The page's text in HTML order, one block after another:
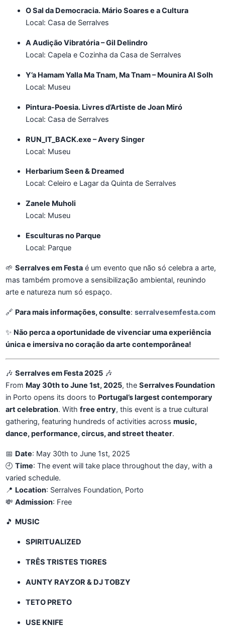
O Sal da Democracia. Mário Soares e a Cultura
Local: Casa de Serralves
A Audição Vibratória – Gil Delindro
Local: Capela e Cozinha da Casa de Serralves
Y’a Hamam Yalla Ma Tnam, Ma Tnam – Mounira Al Solh
Local: Museu
Pintura-Poesia. Livres d’Artiste de Joan Miró
Local: Casa de Serralves
RUN_IT_BACK.exe – Avery Singer
Local: Museu
Herbarium Seen & Dreamed
Local: Celeiro e Lagar da Quinta de Serralves
Zanele Muholi
Local: Museu
Esculturas no Parque
Local: Parque
🌱 Serralves em Festa é um evento que não só celebra a arte,
mas também promove a sensibilização ambiental, reunindo
arte e natureza num só espaço.
🔗 Para mais informações, consulte: serralvesemfesta.com
✨ Não perca a oportunidade de vivenciar uma experiência
única e imersiva no coração da arte contemporânea!
🎶 Serralves em Festa 2025 🎶
From May 30th to June 1st, 2025, the Serralves Foundation
in Porto opens its doors to Portugal’s largest contemporary
art celebration. With free entry, this event is a true cultural
gathering, featuring hundreds of activities across music,
dance, performance, circus, and street theater.
📅 Date: May 30th to June 1st, 2025
🕘 Time: The event will take place throughout the day, with a
varied schedule.
📍 Location: Serralves Foundation, Porto
💸 Admission: Free
🎵 MUSIC
SPIRITUALIZED
TRÊS TRISTES TIGRES
AUNTY RAYZOR & DJ TOBZY
TETO PRETO
USE KNIFE